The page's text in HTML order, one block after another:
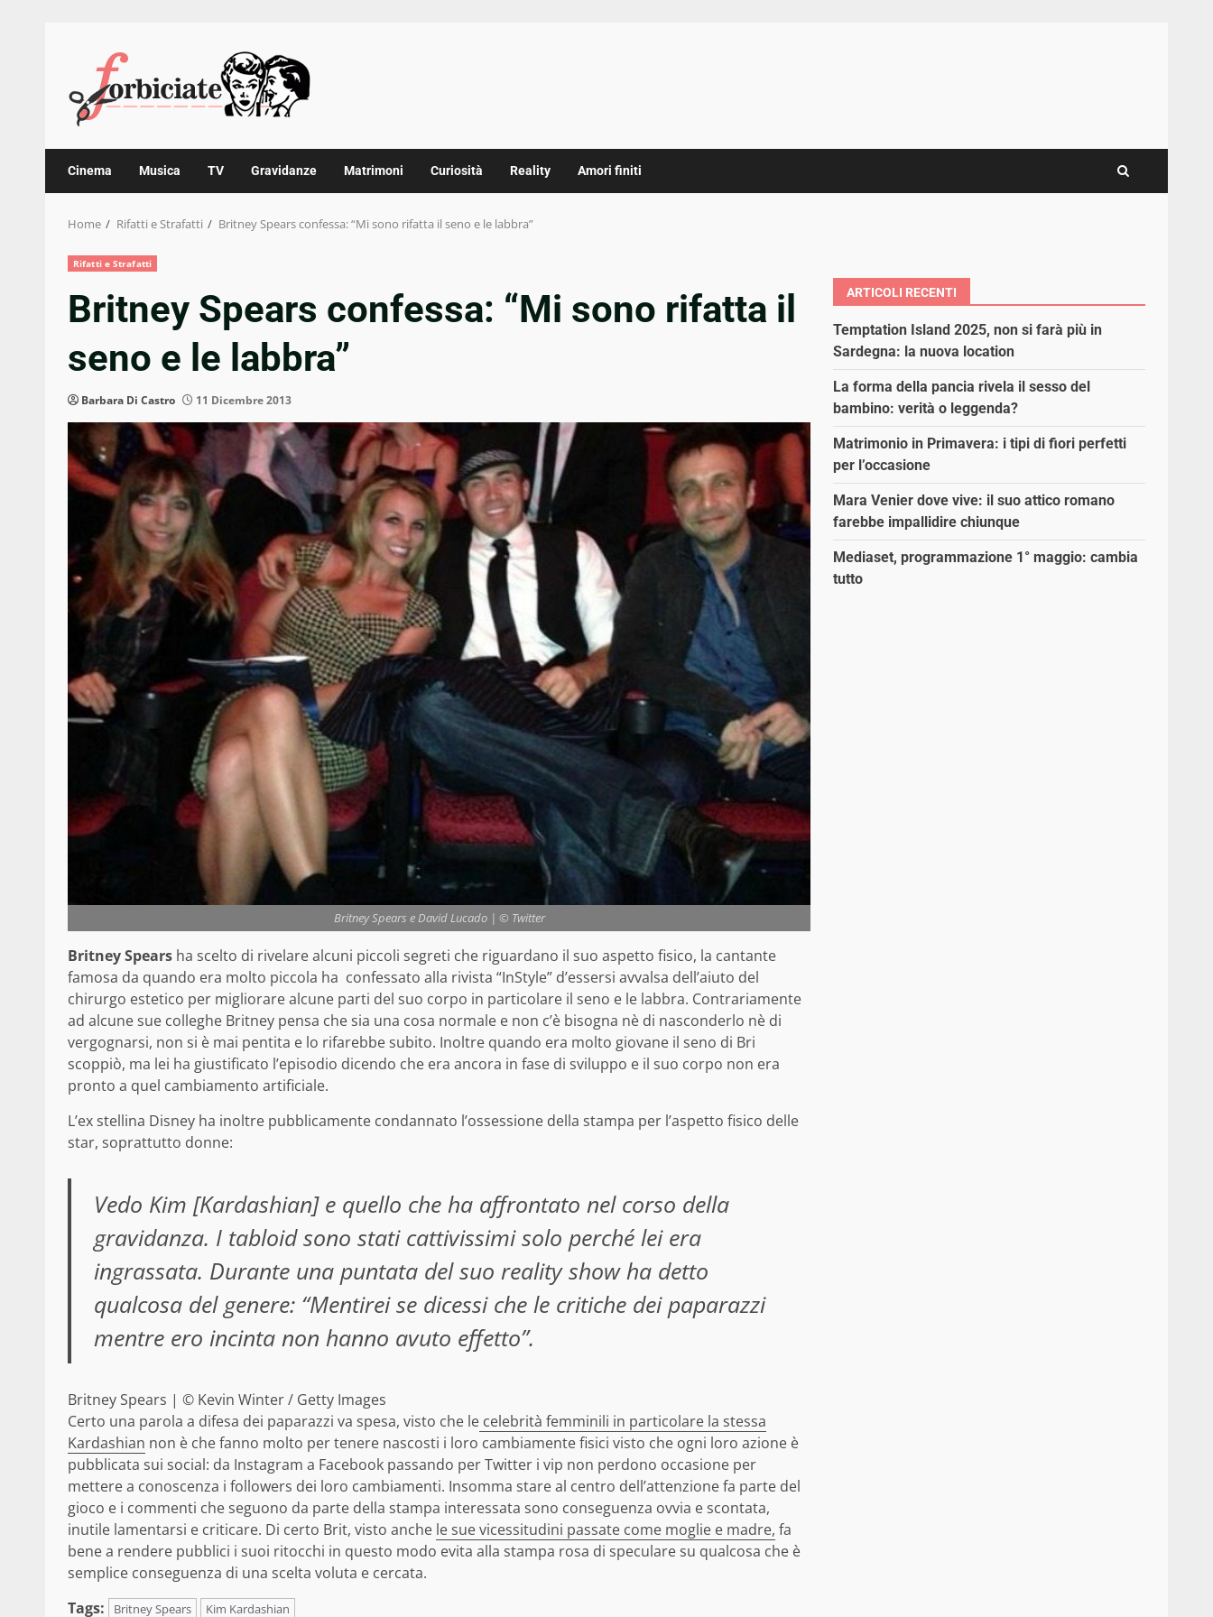
content
Cinema Musica TV Gravidanze Matrimoni Curiosità Reality Amori finiti
Home Rifatti e Strafatti Britney Spears confessa: “Mi sono rifatta il seno e le labbra”
Rifatti e Strafatti
Britney Spears confessa: “Mi sono rifatta il
seno e le labbra”
Barbara Di Castro 11 Dicembre 2013
Britney Spears e David Lucado | © Twitter
Britney Spears ha scelto di rivelare alcuni piccoli segreti che riguardano il suo aspetto fisico, la cantante
famosa da quando era molto piccola ha confessato alla rivista “InStyle” d’essersi avvalsa dell’aiuto del
chirurgo estetico per migliorare alcune parti del suo corpo in particolare il seno e le labbra. Contrariamente
ad alcune sue colleghe Britney pensa che sia una cosa normale e non c’è bisogna nè di nasconderlo nè di
vergognarsi, non si è mai pentita e lo rifarebbe subito. Inoltre quando era molto giovane il seno di Bri
scoppiò, ma lei ha giustificato l’episodio dicendo che era ancora in fase di sviluppo e il suo corpo non era
pronto a quel cambiamento artificiale.
L’ex stellina Disney ha inoltre pubblicamente condannato l’ossessione della stampa per l’aspetto fisico delle
star, soprattutto donne:
Vedo Kim [Kardashian] e quello che ha affrontato nel corso della
gravidanza. I tabloid sono stati cattivissimi solo perché lei era
ingrassata. Durante una puntata del suo reality show ha detto
qualcosa del genere: “Mentirei se dicessi che le critiche dei paparazzi
mentre ero incinta non hanno avuto effetto”.
Britney Spears | © Kevin Winter / Getty Images
Certo una parola a difesa dei paparazzi va spesa, visto che le celebrità femminili in particolare la stessa
Kardashian non è che fanno molto per tenere nascosti i loro cambiamente fisici visto che ogni loro azione è
pubblicata sui social: da Instagram a Facebook passando per Twitter i vip non perdono occasione per
mettere a conoscenza i followers dei loro cambiamenti. Insomma stare al centro dell’attenzione fa parte del
gioco e i commenti che seguono da parte della stampa interessata sono conseguenza ovvia e scontata,
inutile lamentarsi e criticare. Di certo Brit, visto anche le sue vicessitudini passate come moglie e madre, fa
bene a rendere pubblici i suoi ritocchi in questo modo evita alla stampa rosa di speculare su qualcosa che è
semplice conseguenza di una scelta voluta e cercata.
Tags:
Britney Spears Kim Kardashian
ARTICOLI RECENTI
Temptation Island 2025, non si farà più in
Sardegna: la nuova location
La forma della pancia rivela il sesso del
bambino: verità o leggenda?
Matrimonio in Primavera: i tipi di fiori perfetti
per l’occasione
Mara Venier dove vive: il suo attico romano
farebbe impallidire chiunque
Mediaset, programmazione 1° maggio: cambia
tutto